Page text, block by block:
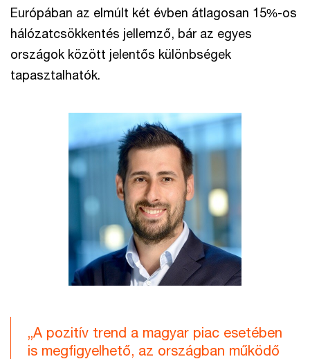
Európában az elmúlt két évben átlagosan 15%-os
hálózatcsökkentés jellemző, bár az egyes
országok között jelentős különbségek
tapasztalhatók.
„A pozitív trend a magyar piac esetében
is megfigyelhető, az országban működő